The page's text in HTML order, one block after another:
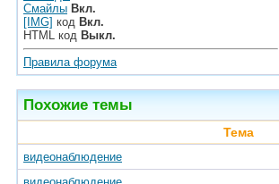
Смайлы Вкл.
[IMG] код Вкл.
HTML код Выкл.
Правила форума
Похожие темы
Тема
видеонаблюдение